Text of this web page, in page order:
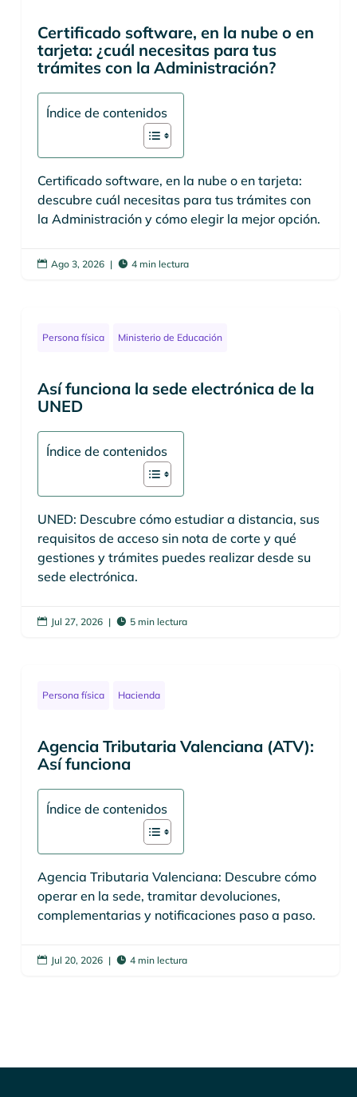
Certificado software, en la nube o en
tarjeta: ¿cuál necesitas para tus
trámites con la Administración?
Índice de contenidos
Certificado software, en la nube o en tarjeta:
descubre cuál necesitas para tus trámites con
la Administración y cómo elegir la mejor opción.
 Ago 3, 2026 |  4 min lectura
Persona física Ministerio de Educación
Así funciona la sede electrónica de la
UNED
Índice de contenidos
UNED: Descubre cómo estudiar a distancia, sus
requisitos de acceso sin nota de corte y qué
gestiones y trámites puedes realizar desde su
sede electrónica.
 Jul 27, 2026 |  5 min lectura
Persona física Hacienda
Agencia Tributaria Valenciana (ATV):
Así funciona
Índice de contenidos
Agencia Tributaria Valenciana: Descubre cómo
operar en la sede, tramitar devoluciones,
complementarias y notificaciones paso a paso.
 Jul 20, 2026 |  4 min lectura